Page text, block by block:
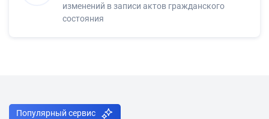
изменений в записи актов гражданского
состояния
Популярный сервис